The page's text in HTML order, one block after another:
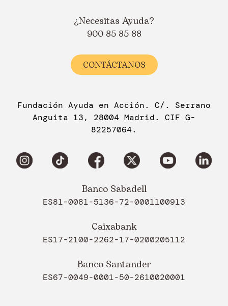
¿Necesitas Ayuda?
900 85 85 88
CONTÁCTANOS
Fundación Ayuda en Acción. C/. Serrano
Anguita 13, 28004 Madrid. CIF G-
82257064.
Banco Sabadell
ES81-0081-5136-72-0001100913
Caixabank
ES17-2100-2262-17-0200205112
Banco Santander
ES67-0049-0001-50-2610020001